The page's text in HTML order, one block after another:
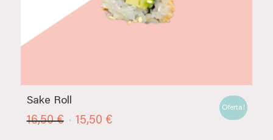
Sake Roll
16,50€ El15,50 €El
Oferta!